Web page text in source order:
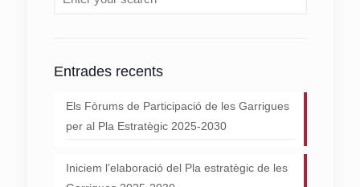
Entrades recents
Els Fòrums de Participació de les Garrigues
per al Pla Estratègic 2025-2030
Iniciem l’elaboració del Pla estratègic de les